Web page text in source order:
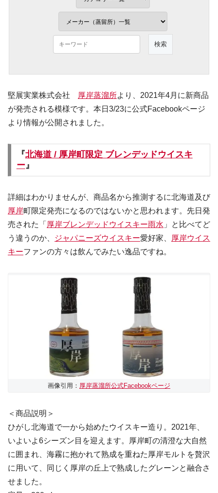
堅展実業株式会社 厚岸蒸溜所より、2021年4月に新商品
が発売される模様です。本日3/23に公式Facebookページ
より情報が公開されました。
『北海道 / 厚岸町限定 ブレンデッドウイスキ
ー』
詳細はわかりませんが、商品名から推測するに北海道及び
厚岸町限定発売になるのではないかと思われます。先日発
売された「 厚岸ブレンデッドウイスキー雨水 」と比べてど
う違うのか、
ジャパニーズウイスキー愛好家、 厚岸ウイス
キーファンの方々は飲んでみたい逸品ですね。
画像引用： 厚岸蒸溜所公式Facebookページ
＜商品説明＞
ひがし北海道で一から始めたウイスキー造り。2021年、
いよいよ6シーズン目を迎えます。厚岸町の清澄な大自然
に囲まれ、海霧に抱かれて熟成を重ねた厚岸モルトを贅沢
に用いて、同じく厚岸の丘上で熟成したグレーンと融合さ
せました。